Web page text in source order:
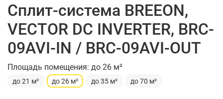
Сплит-система BREEON,
VECTOR DC INVERTER, BRC-
09AVI-IN / BRC-09AVI-OUT
Площадь помещения: до 26 м²
до 21 м² до 26 м² до 35 м² до 70 м²